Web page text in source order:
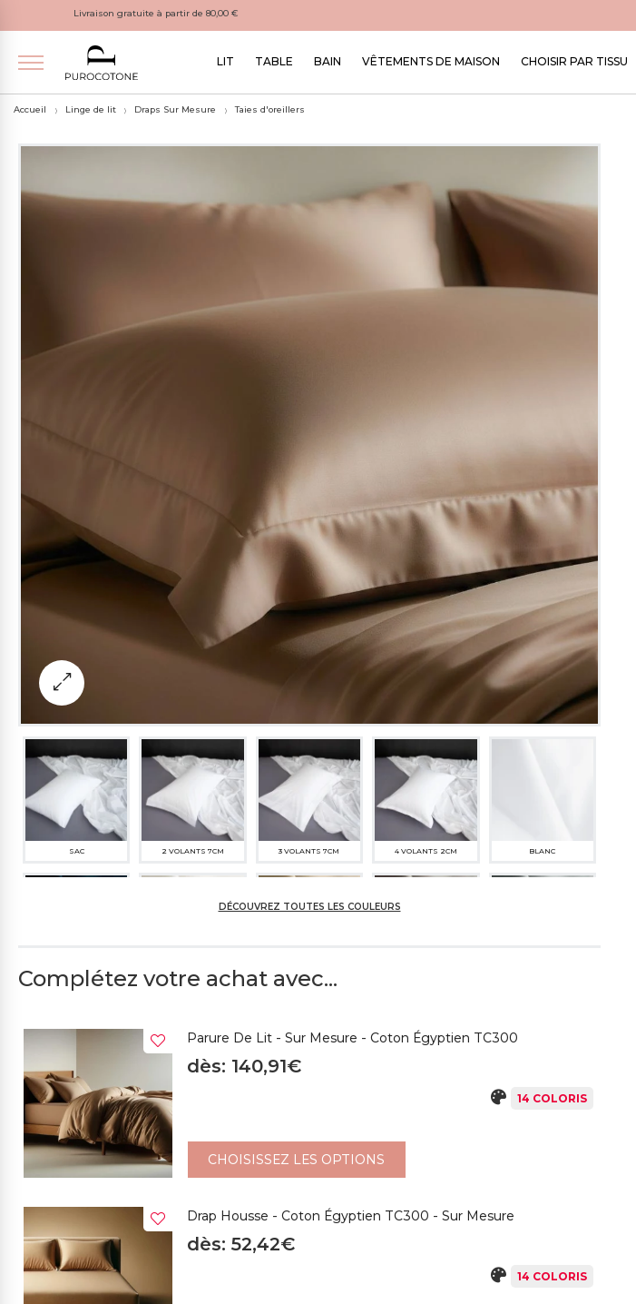
Livraison gratuite à partir de 80,00 €
LIT TABLE BAIN VÊTEMENTS DE MAISON CHOISIR PAR TISSU
Accueil Linge de lit Draps Sur Mesure Taies d'oreillers
SAC 2 VOLANTS 7CM 3 VOLANTS 7CM 4 VOLANTS 2CM BLANC
NOIR 301CH CRÈME 396CH SABLE
263CH BLEU GLACE
495CH NUDE
DÉCOUVREZ TOUTES LES COULEURS
Complétez votre achat avec...
Parure De Lit - Sur Mesure - Coton Égyptien TC300
dès: 140,91€
14 COLORIS
CHOISISSEZ LES OPTIONS
Drap Housse - Coton Égyptien TC300 - Sur Mesure
dès: 52,42€
14 COLORIS